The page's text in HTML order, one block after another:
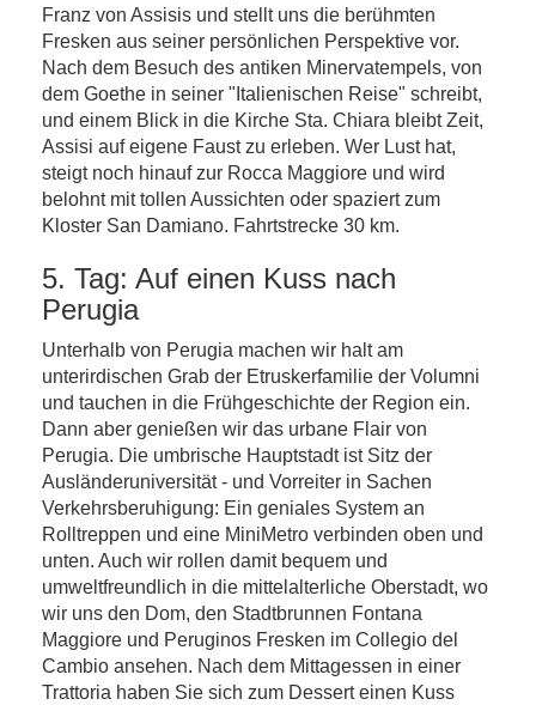
Franz von Assisis und stellt uns die berühmten
Fresken aus seiner persönlichen Perspektive vor.
Nach dem Besuch des antiken Minervatempels, von
dem Goethe in seiner "Italienischen Reise" schreibt,
und einem Blick in die Kirche Sta. Chiara bleibt Zeit,
Assisi auf eigene Faust zu erleben. Wer Lust hat,
steigt noch hinauf zur Rocca Maggiore und wird
belohnt mit tollen Aussichten oder spaziert zum
Kloster San Damiano. Fahrtstrecke 30 km.
5. Tag: Auf einen Kuss nach
Perugia
Unterhalb von Perugia machen wir halt am
unterirdischen Grab der Etruskerfamilie der Volumni
und tauchen in die Frühgeschichte der Region ein.
Dann aber genießen wir das urbane Flair von
Perugia. Die umbrische Hauptstadt ist Sitz der
Ausländeruniversität - und Vorreiter in Sachen
Verkehrsberuhigung: Ein geniales System an
Rolltreppen und eine MiniMetro verbinden oben und
unten. Auch wir rollen damit bequem und
umweltfreundlich in die mittelalterliche Oberstadt, wo
wir uns den Dom, den Stadtbrunnen Fontana
Maggiore und Peruginos Fresken im Collegio del
Cambio ansehen. Nach dem Mittagessen in einer
Trattoria haben Sie sich zum Dessert einen Kuss